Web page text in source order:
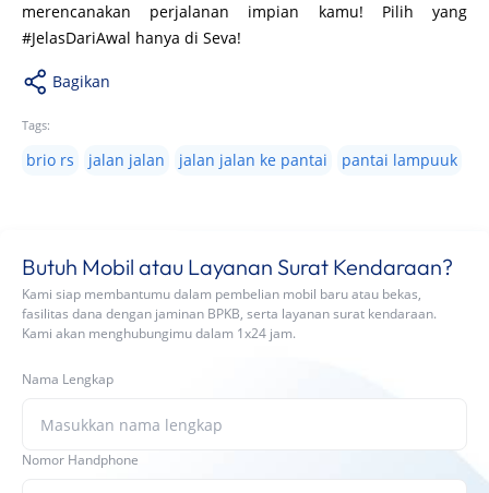
merencanakan perjalanan impian kamu! Pilih yang
#JelasDariAwal hanya di Seva!
Bagikan
Tags:
brio rs jalan jalan jalan jalan ke pantai pantai lampuuk
Butuh Mobil atau Layanan Surat Kendaraan?
Kami siap membantumu dalam pembelian mobil baru atau bekas,
fasilitas dana dengan jaminan BPKB, serta layanan surat kendaraan.
Kami akan menghubungimu dalam 1x24 jam.
Nama Lengkap
Nomor Handphone